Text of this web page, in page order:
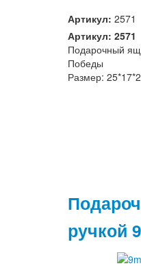
Артикул: 2571
Артикул: 2571
Подарочный
Победы
Размер:
ручкой